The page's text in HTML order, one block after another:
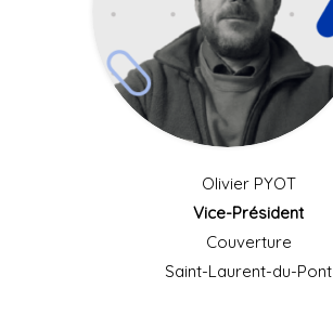
Olivier PYOT
Vice-Président
Couverture
Saint-Laurent-du-Pont